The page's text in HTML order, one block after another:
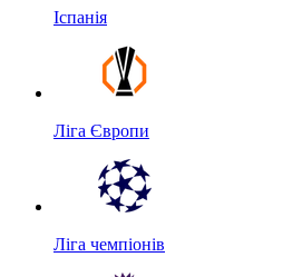
Іспанія
Ліга Європи
Ліга чемпіонів